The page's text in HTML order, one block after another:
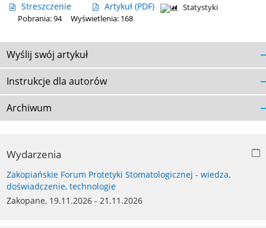
Streszczenie Artykuł (PDF)
Statystyki
Pobrania: 94
Wyświetlenia: 168
Wyślij swój artykuł
Instrukcje dla autorów
Archiwum
Wydarzenia
Zakopiańskie Forum Protetyki Stomatologicznej - wiedza,
doświadczenie, technologie
Zakopane, 19.11.2026 - 21.11.2026